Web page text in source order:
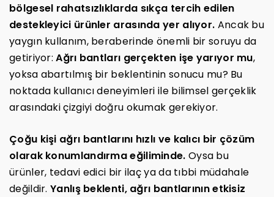
bölgesel rahatsızlıklarda sıkça tercih edilen
destekleyici ürünler arasında yer alıyor. Ancak bu
yaygın kullanım, beraberinde önemli bir soruyu da
getiriyor:Ağrı bantları gerçekten işe yarıyor mu,
yoksa abartılmış bir beklentinin sonucu mu? Bu
noktada kullanıcı deneyimleri ile bilimsel gerçeklik
arasındaki çizgiyi doğru okumak gerekiyor.
Çoğu kişi ağrı bantlarını hızlı ve kalıcı bir çözüm
olarak konumlandırma eğiliminde. Oysa bu
ürünler, tedavi edici bir ilaç ya da tıbbi müdahale
değildir. Yanlış beklenti, ağrı bantlarının etkisiz